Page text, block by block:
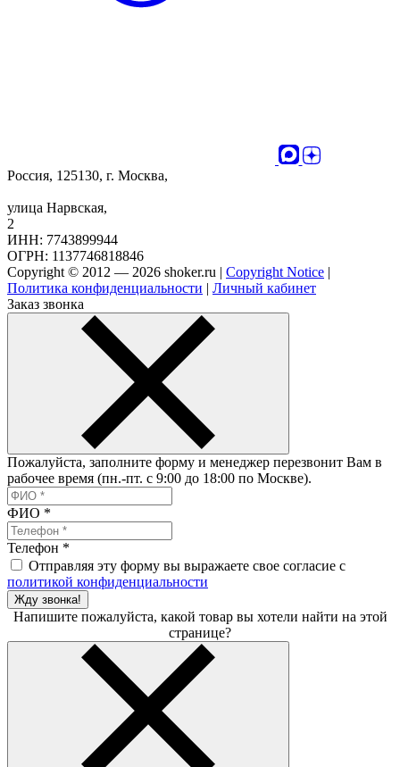
Россия, 125130, г. Москва,
улица Нарвская,
2
ИНН: 7743899944
ОГРН: 1137746818846
Copyright © 2012 — 2026 shoker.ru | Copyright Notice |
Политика конфиденциальности | Личный кабинет
Заказ звонка
Пожалуйста, заполните форму и менеджер перезвонит Вам в
рабочее время (пн.-пт. с 9:00 до 18:00 по Москве).
ФИО *
Телефон *
Отправляя эту форму вы выражаете свое согласие с
политикой конфиденциальности
Жду звонка!
Напишите пожалуйста, какой товар вы хотели найти на этой
странице?